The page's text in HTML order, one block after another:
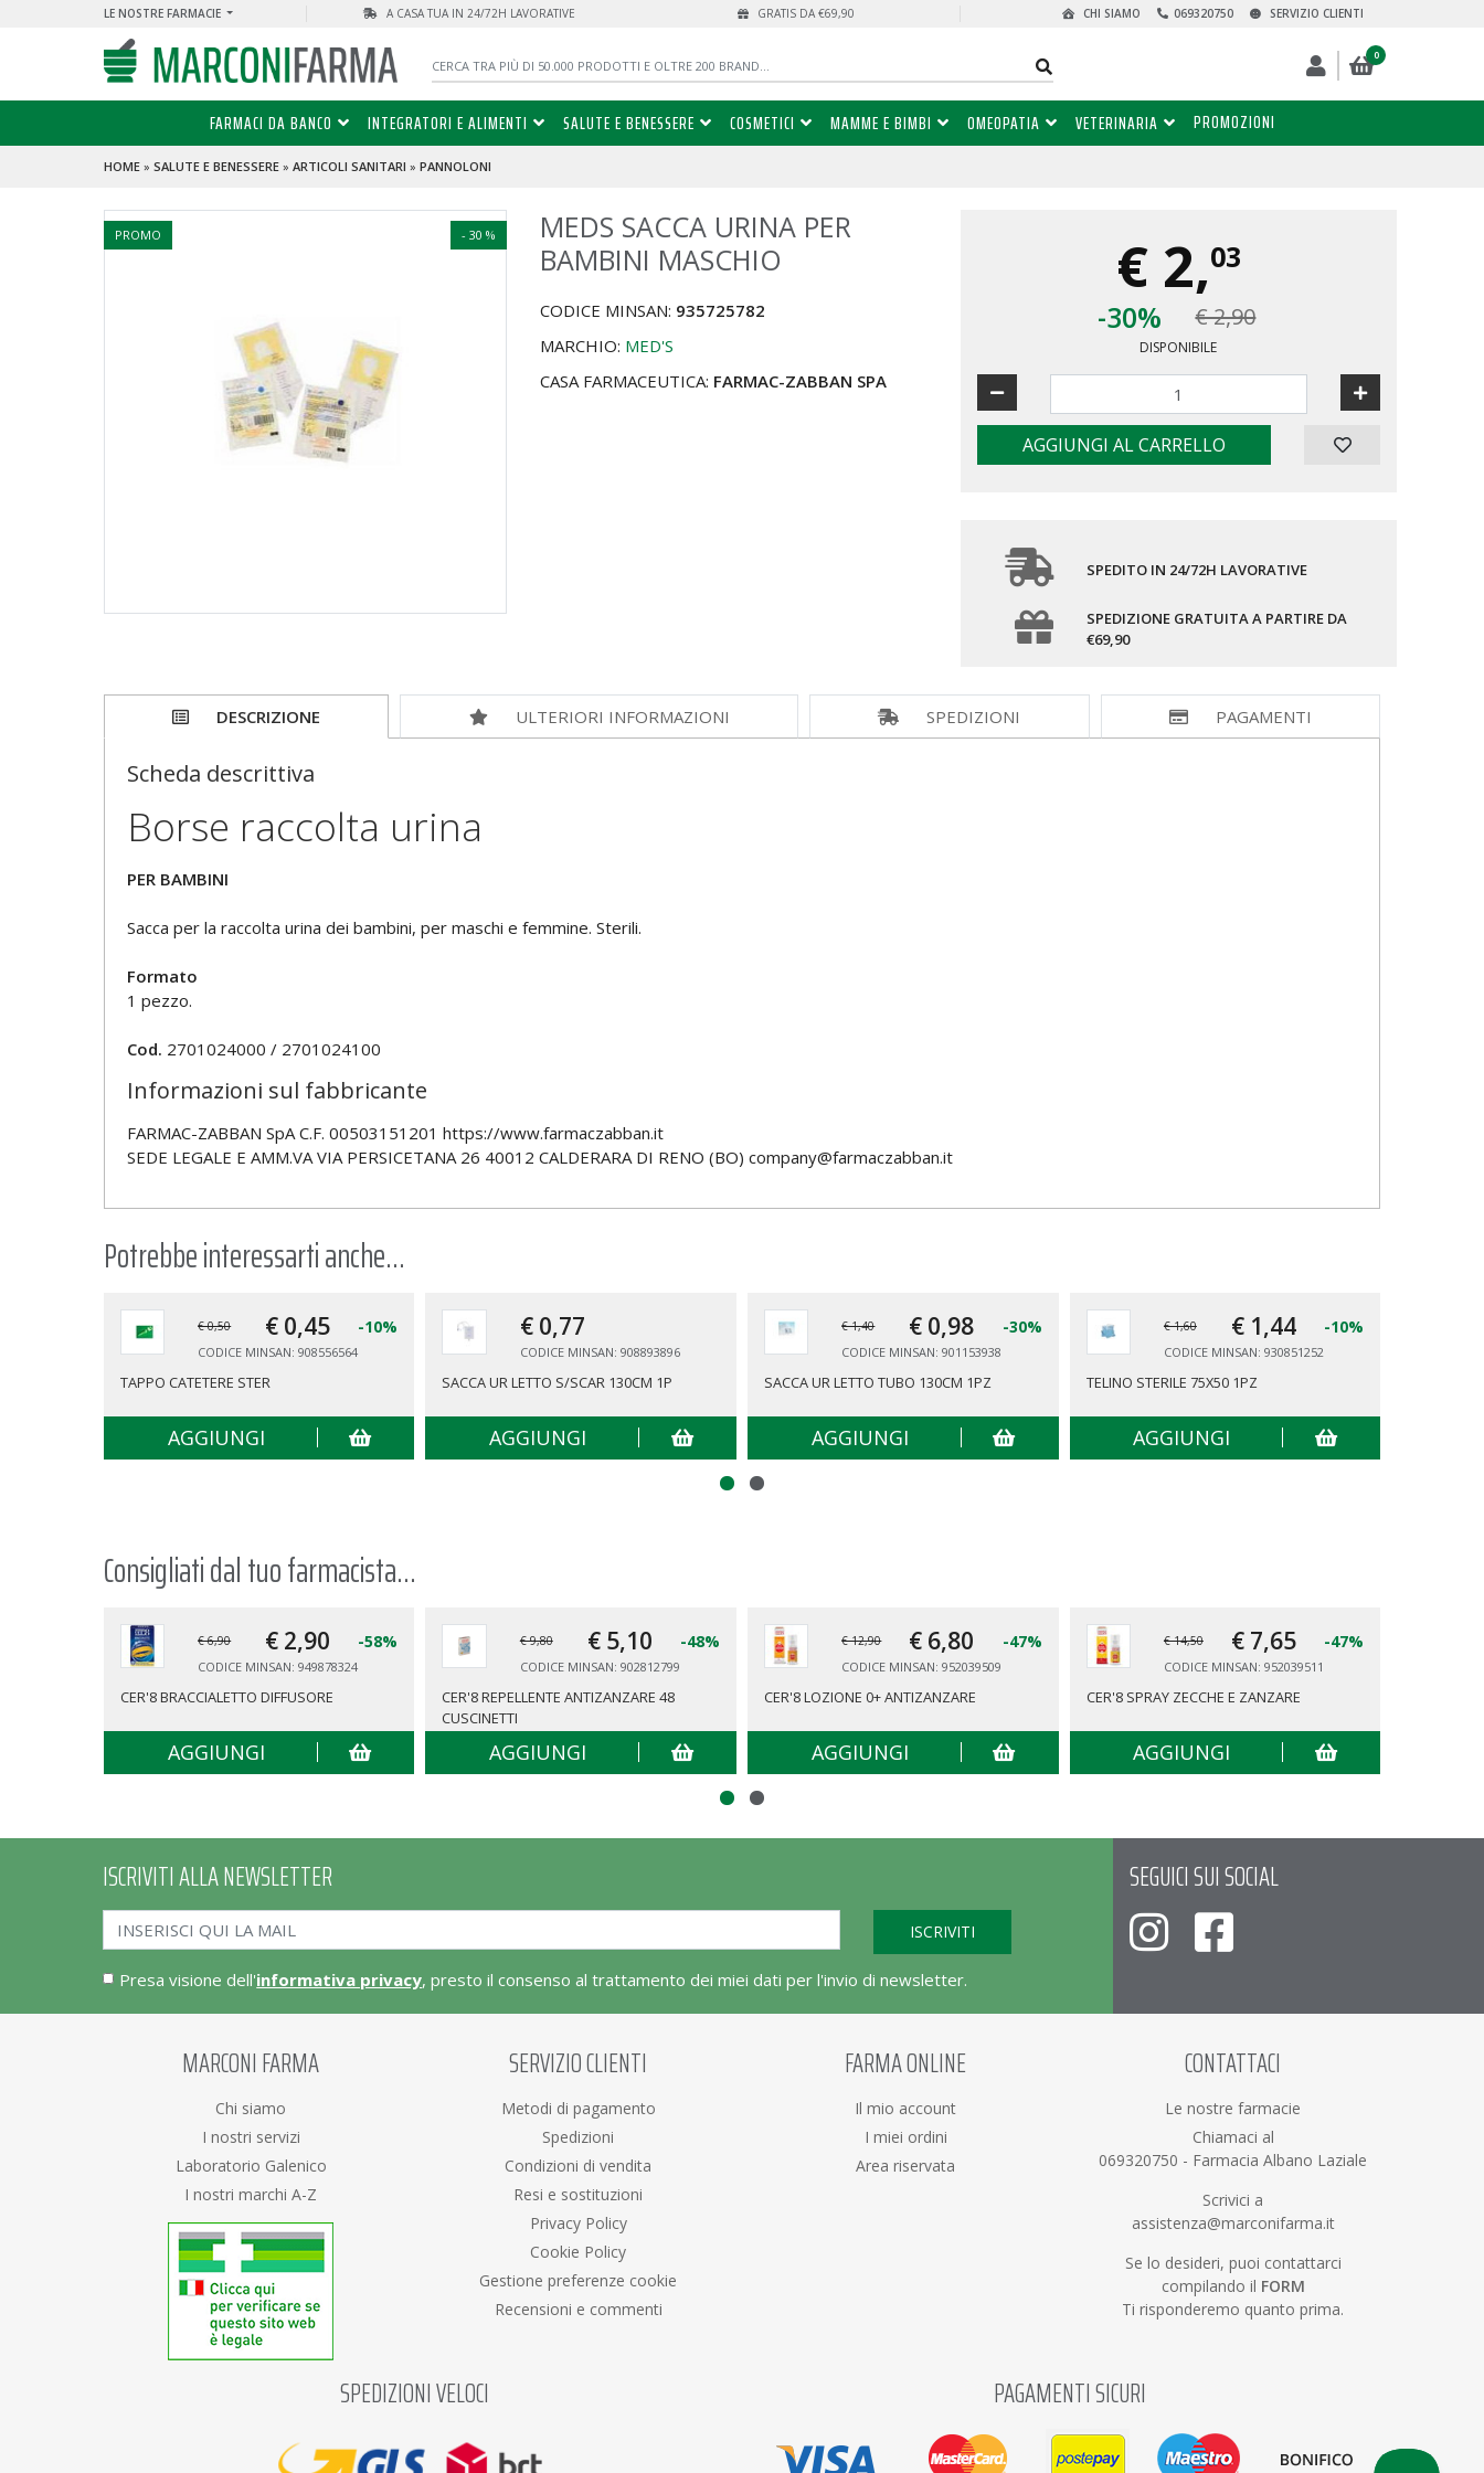
LE NOSTRE FARMACIE A CASA TUA IN 24/72H LAVORATIVE GRATIS DA €69,90 SERVIZIO CLIENTI
069320750
CHI SIAMO
0
FARMACI DA BANCO INTEGRATORI E ALIMENTI SALUTE E BENESSERE COSMETICI MAMME E BIMBI OMEOPATIA VETERINARIA PROMOZIONI
HOME» SALUTE E BENESSERE» ARTICOLI SANITARI » PANNOLONI
- 30 %
PROMO
MEDS SACCA URINA PER
BAMBINI MASCHIO
CODICE MINSAN: 935725782
MARCHIO: MED'S
CASA FARMACEUTICA: FARMAC-ZABBAN SPA
€ 2,03
-30%
€ 2,90
DISPONIBILE
AGGIUNGI AL CARRELLO
SPEDITO IN 24/72H LAVORATIVE
SPEDIZIONE GRATUITA A PARTIRE DA
€69,90
DESCRIZIONE ULTERIORI INFORMAZIONI SPEDIZIONI PAGAMENTI
Scheda descrittiva
Borse raccolta urina
PER BAMBINI
Sacca per la raccolta urina dei bambini, per maschi e femmine. Sterili.
Formato
1 pezzo.
Cod. 2701024000 / 2701024100
Informazioni sul fabbricante
FARMAC-ZABBAN SpA C.F. 00503151201 https://www.farmaczabban.it
SEDE LEGALE E AMM.VA VIA PERSICETANA 26 40012 CALDERARA DI RENO (BO) company@farmaczabban.it
Potrebbe interessarti anche...
€ 0,50 € 0,45 -10%
CODICE MINSAN: 908556564
TAPPO CATETERE STER
AGGIUNGI
€ 0,77
CODICE MINSAN: 908893896
SACCA UR LETTO S/SCAR 130CM 1P
AGGIUNGI
€ 1,40 € 0,98 -30%
CODICE MINSAN: 901153938
SACCA UR LETTO TUBO 130CM 1PZ
AGGIUNGI
€ 1,60 € 1,44 -10%
CODICE MINSAN: 930851252
TELINO STERILE 75X50 1PZ
AGGIUNGI
Consigliati dal tuo farmacista...
€ 6,90 € 2,90 -58%
CODICE MINSAN: 949878324
CER'8 BRACCIALETTO DIFFUSORE
AGGIUNGI
€ 9,80 € 5,10 -48%
CODICE MINSAN: 902812799
CER'8 REPELLENTE ANTIZANZARE 48
CUSCINETTI
AGGIUNGI
€ 12,90 € 6,80 -47%
CODICE MINSAN: 952039509
CER'8 LOZIONE 0+ ANTIZANZARE
AGGIUNGI
€ 14,50 € 7,65 -47%
CODICE MINSAN: 952039511
CER'8 SPRAY ZECCHE E ZANZARE
AGGIUNGI
ISCRIVITI ALLA NEWSLETTER
Presa visione dell'informativa privacy, presto il consenso al trattamento dei miei dati per l'invio di newsletter.
SEGUICI SUI SOCIAL
MARCONI FARMA
Chi siamo
I nostri servizi
Laboratorio Galenico
I nostri marchi A-Z
SERVIZIO CLIENTI
Metodi di pagamento
Spedizioni
Condizioni di vendita
Resi e sostituzioni
Privacy Policy
Cookie Policy
Gestione preferenze cookie
Recensioni e commenti
FARMA ONLINE
Il mio account
I miei ordini
Area riservata
CONTATTACI
Le nostre farmacie
Chiamaci al
069320750 - Farmacia Albano Laziale
Scrivici a
assistenza@marconifarma.it
Se lo desideri, puoi contattarci
compilando il FORM
Ti risponderemo quanto prima.
SPEDIZIONI VELOCI PAGAMENTI SICURI